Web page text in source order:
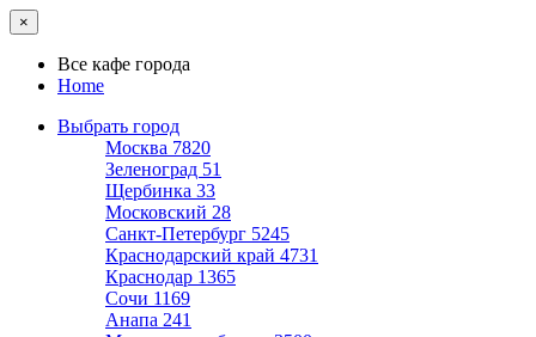
×
Все кафе города
Home
Выбрать город
Москва 7820
Зеленоград 51
Щербинка 33
Московский 28
Санкт-Петербург 5245
Краснодарский край 4731
Краснодар 1365
Сочи 1169
Анапа 241